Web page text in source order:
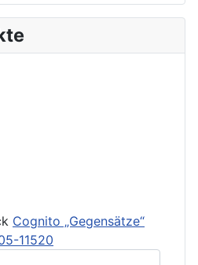
Cognito „Gegensätze“
11520